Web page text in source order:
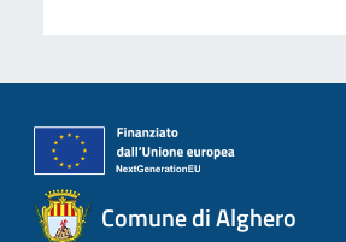
Comune di Alghero